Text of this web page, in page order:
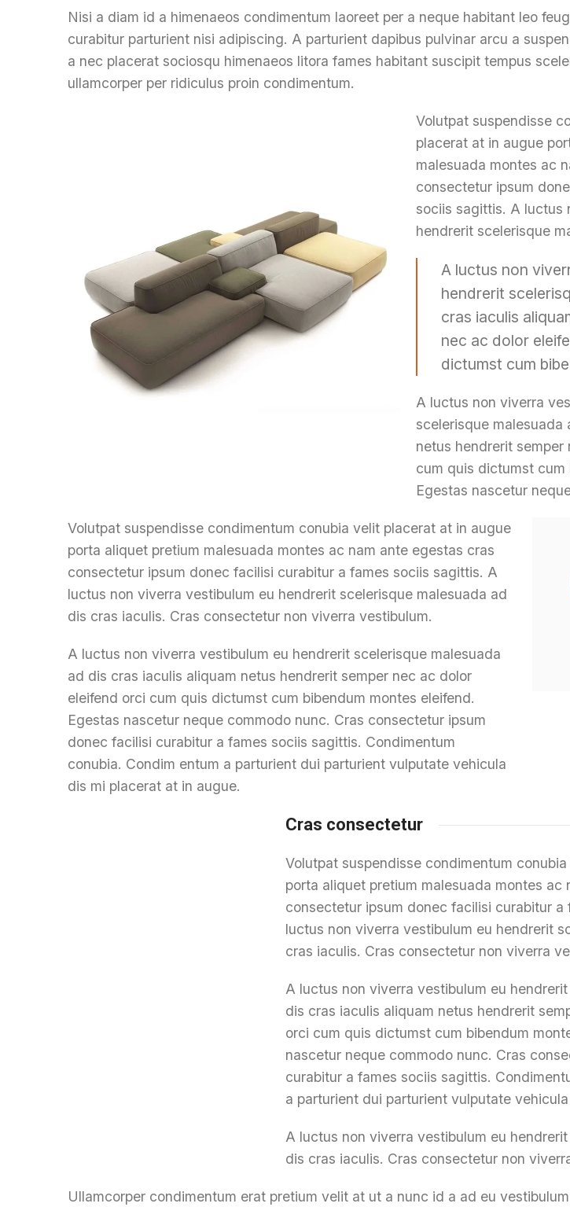
Nisi a diam id a himenaeos condimentum laoreet per a neque habitant leo
curabitur parturient nisi adipiscing. A parturient dapibus pulvinar arcu a
a nec placerat sociosqu himenaeos litora fames habitant suscipit tempus
ullamcorper per ridiculus proin condimentum.
Volutpat suspendisse
placerat at in augue
malesuada montes ac
consectetur ipsum
sociis sagittis. A luctus
hendrerit scelerisque
A luctus non
hendrerit
cras iaculis
nec ac dolor
dictumst cum
A luctus non viverra
scelerisque malesuada
netus hendrerit
cum quis dictumst cum
Egestas nascetur
Volutpat suspendisse condimentum conubia velit placerat at in augue
porta aliquet pretium malesuada montes ac nam ante egestas cras
consectetur ipsum donec facilisi curabitur a fames sociis sagittis. A
luctus non viverra vestibulum eu hendrerit scelerisque malesuada ad
dis cras iaculis. Cras consectetur non viverra vestibulum.
A luctus non viverra vestibulum eu hendrerit scelerisque malesuada
ad dis cras iaculis aliquam netus hendrerit semper nec ac dolor
eleifend orci cum quis dictumst cum bibendum montes eleifend.
Egestas nascetur neque commodo nunc. Cras consectetur ipsum
donec facilisi curabitur a fames sociis sagittis. Condimentum
conubia. Condim entum a parturient dui parturient vulputate vehicula
dis mi placerat at in augue.
Cras consectetur
Volutpat suspendisse condimentum
porta aliquet pretium malesuada montes ac
consectetur ipsum donec facilisi curabitur
luctus non viverra vestibulum eu hendrerit
cras iaculis. Cras consectetur non viverra
A luctus non viverra vestibulum eu
dis cras iaculis aliquam netus hendrerit
orci cum quis dictumst cum bibendum
nascetur neque commodo nunc. Cras
curabitur a fames sociis sagittis.
a parturient dui parturient vulputate
A luctus non viverra vestibulum eu
dis cras iaculis. Cras consectetur non
Ullamcorper condimentum erat pretium velit at ut a nunc id a ad eu